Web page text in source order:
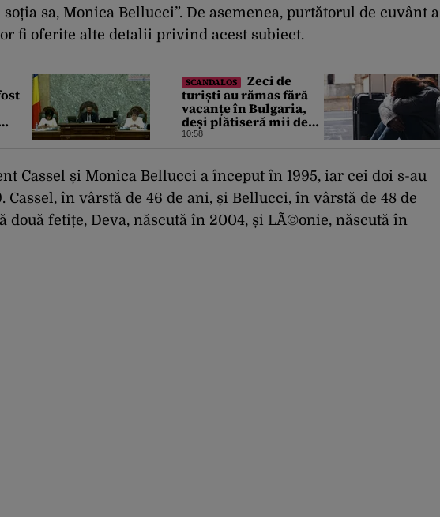
sa, Monica Bellucci”. De asemenea, purtătorul de cuvânt a
fi oferite alte detalii privind acest subiect.
SCANDALOS
Zeci de
turiști au rămas fără
vacanțe în Bulgaria,
deși plătiseră mii de
euro. Cum s-au anulat
10:58
Cassel și Monica Bellucci a început în 1995, iar cei doi s-au
Cassel, în vârstă de 46 de ani, și Bellucci, în vârstă de 48 de
două fetițe, Deva, născută în 2004, și LÃ©onie, născută în